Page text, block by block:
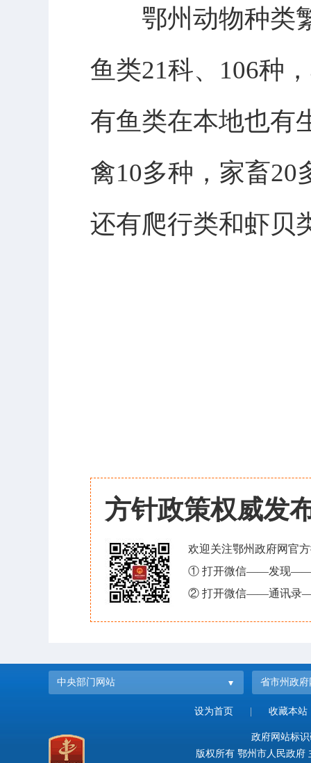
鄂州动物种类繁
鱼类21科、106种
有鱼类在本地也有
禽10多种，家畜20
还有爬行类和虾贝
方针政策权威发
欢迎关注鄂州政府网官
① 打开微信——发现——
② 打开微信——通讯录
中央部门网站 省市州政府
设为首页 收藏本站
政府网站标
版权所有 鄂州市人民政府